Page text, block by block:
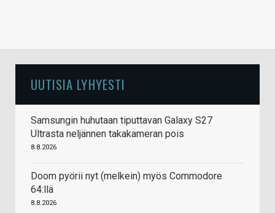
UUTISIA LYHYESTI
Samsungin huhutaan tiputtavan Galaxy S27
Ultrasta neljännen takakameran pois
8.8.2026
Doom pyörii nyt (melkein) myös Commodore
64:llä
8.8.2026